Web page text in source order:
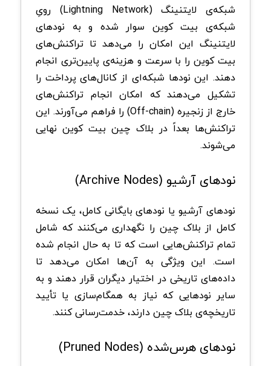
شبکه‌ی لایتنینگ (Lightning Network) رویِ
شبکه‌ی بیت‌ کوین سوار شده و به نود‌های
لایتنینگ این امکان را می‌دهد تا تراکنش‌های
بیت‌ کوین را با سرعت و هزینه‌ی پایین‌تری انجام
دهند. این نود‌ها شبکه‌ای از کانال‌های پرداخت را
تشکیل می‌دهند که امکان انجام تراکنش‌های
خارج از زنجیره (Off-chain) را فراهم می‌آورند. این
تراکنش‌ها بعداً در بلاک‌ چین بیت‌ کوین نهایی
می‌شوند.
نود‌های آرشیو (Archive Nodes)
نود‌های آرشیو یا نود‌های بایگانی کامل، یک نسخه
کامل از بلاک‌ چین را نگهداری می‌کنند که شامل
تمام تراکنش‌هایی است که تا به حال انجام شده
است. این ویژگی به آن‌ها امکان می‌دهد تا
داده‌های تاریخی در اختیار دیگران قرار دهند و به
سایر نود‌هایی که نیاز به همگام‌سازی یا تأیید
تاریخچه‌ی بلاک‌ چین دارند، خدمت‌رسانی کنند.
نود‌های هرس‌شده (Pruned Nodes)